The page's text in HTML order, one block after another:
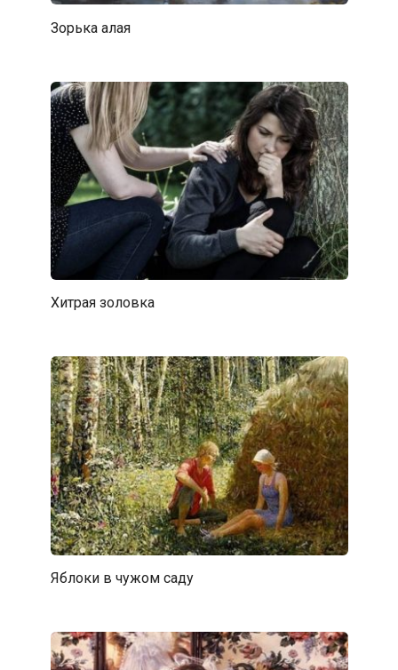
Зорька алая
Хитрая золовка
Яблоки в чужом саду